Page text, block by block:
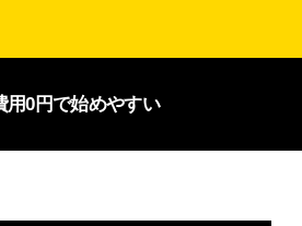
用0円で始めやすい